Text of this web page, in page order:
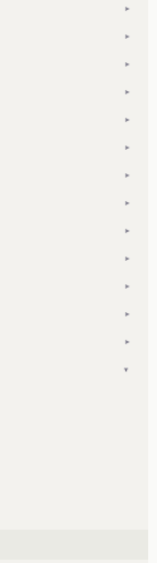
▾
▾
▾
▾
▾
▾
▾
▾
▾
▾
▾
▾
▾
▾